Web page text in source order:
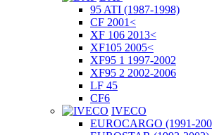
95 ATI (1987-1998)
CF 2001<
XF 106 2013<
XF105 2005<
XF95 1 1997-2002
XF95 2 2002-2006
LF 45
CF6
IVECO
EUROCARGO (1991-